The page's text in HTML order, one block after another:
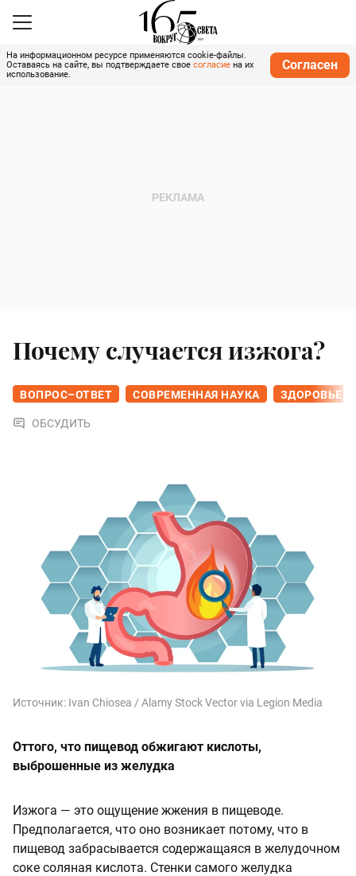
На информационном ресурсе применяются cookie-файлы.
Оставаясь на сайте, вы подтверждаете свое согласие на их
использование.
Согласен
Почему случается изжога?
ВОПРОС–ОТВЕТ СОВРЕМЕННАЯ НАУКА ЗДОРОВЬЕ
ОБСУДИТЬ
Источник: Ivan Chiosea / Alamy Stock Vector via Legion Media
Оттого, что пищевод обжигают кислоты,
выброшенные из желудка
Изжога — это ощущение жжения в пищеводе.
Предполагается, что оно возникает потому, что в
пищевод забрасывается содержащаяся в желудочном
соке соляная кислота. Стенки самого желудка